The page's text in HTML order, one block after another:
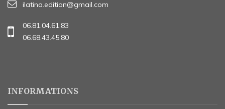
ilatina.edition@gmail.com
06.81.04.61.83
06.68.43.45.80
INFORMATIONS